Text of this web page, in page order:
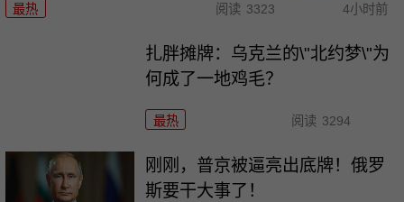
最热 阅读 3323 4小时前
扎胖摊牌：乌克兰的\"北约梦\"为
何成了一地鸡毛？
最热 阅读 3294
刚刚，普京被逼亮出底牌！俄罗
斯要干大事了！